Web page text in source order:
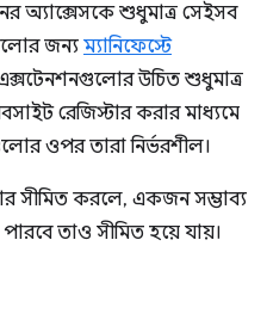
অ্যাক্সেসকে শুধুমাত্র সেইসব
জন্যম্যানিফেস্টে
উচিত শুধুমাত্র
রেজিস্টার করার মাধ্যমে
ওপর তারা নির্ভরশীল।
সীমিত করলে, একজন সম্ভাব্য
তাও সীমিত হয়ে যায়।